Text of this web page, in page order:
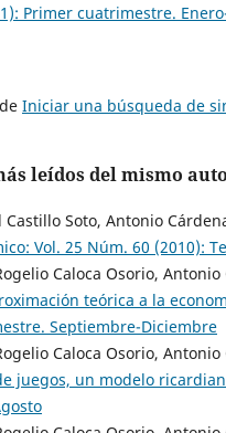
Primer cuatrimestre.
Iniciar una búsqueda de
leídos del mismo
Castillo Soto, Antonio
Vol. 25 Núm. 60 (2010):
Caloca Osorio,
teórica a la
Septiembre-Diciembre
Caloca Osorio,
juegos, un modelo